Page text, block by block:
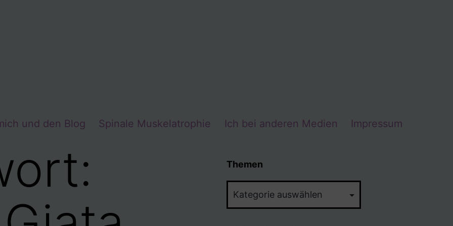
und den Blog Spinale Muskelatrophie Ich bei anderen Medien Impressum
Themen